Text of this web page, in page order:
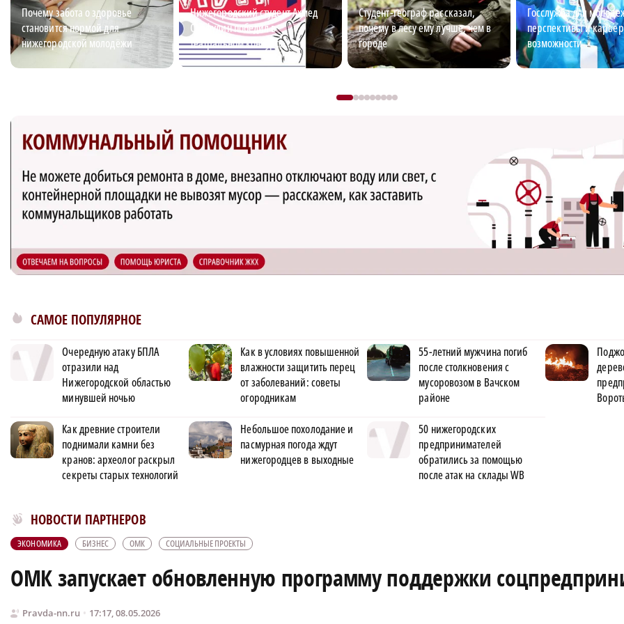
Почему забота о здоровье
становится нормой для
нижегородской молодёжи
Нижегородский студент Ахмед
Сайфулин победил в
театральном конкурсе
«Табуретка»
Студент-географ рассказал,
почему в лесу ему лучше, чем в
городе
Госслужба для
перспективы и
возможности
САМОЕ ПОПУЛЯРНОЕ
Очередную атаку БПЛА
отразили над
Нижегородской областью
минувшей ночью
Как в условиях повышенной
влажности защитить перец
от заболеваний: советы
огородникам
55-летний мужчина погиб
после столкновения с
мусоровозом в Вачском
районе
Как древние строители
поднимали камни без
кранов: археолог раскрыл
секреты старых технологий
Небольшое похолодание и
пасмурная погода ждут
нижегородцев в выходные
50 нижегородских
предпринимателей
обратились за помощью
после атак на склады WB
НОВОСТИ ПАРТНЕРОВ
Новости МирТесен
ЭКОНОМИКА БИЗНЕС ОМК СОЦИАЛЬНЫЕ ПРОЕКТЫ
ОМК запускает обновленную программу поддержки
Pravda-nn.ru 17:17, 08.05.2026